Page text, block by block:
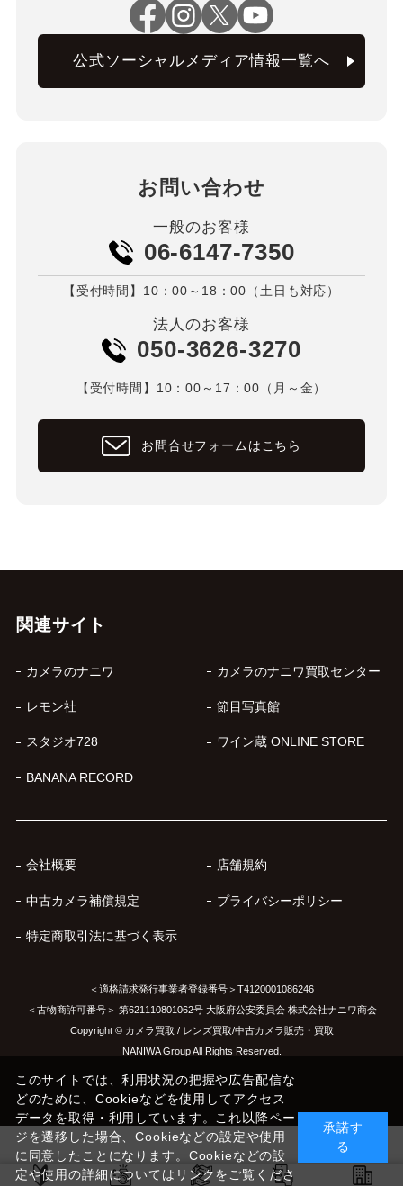
公式ソーシャルメディア情報一覧へ
お問い合わせ
一般のお客様
06-6147-7350
【受付時間】10：00～18：00（土日も対応）
法人のお客様
050-3626-3270
【受付時間】10：00～17：00（月～金）
お問合せフォームはこちら
関連サイト
カメラのナニワ カメラのナニワ買取センター
レモン社 節目写真館
スタジオ728 ワイン蔵 ONLINE STORE
BANANA RECORD
会社概要 店舗規約
中古カメラ補償規定 プライバシーポリシー
特定商取引法に基づく表示
＜適格請求発行事業者登録番号＞T4120001086246
＜古物商許可番号＞ 第621110801062号 大阪府公安委員会 株式会社ナニワ商会
Copyright © カメラ買取 / レンズ買取/中古カメラ販売・買取
NANIWA Group All Rights Reserved.
このサイトでは、利用状況の把握や広告配信な
どのために、Cookieなどを使用してアクセス
データを取得・利用しています。これ以降ペー
ジを遷移した場合、Cookieなどの設定や使用
に同意したことになります。Cookieなどの設
定や使用の詳細についてはリンクをご覧くださ
承諾す
る